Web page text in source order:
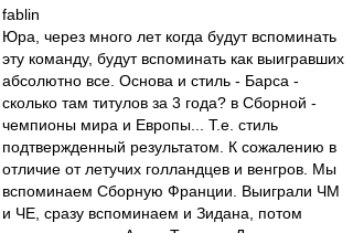
fablin
Юра, через много лет когда будут вспоминать
эту команду, будут вспоминать как выигравших
абсолютно все. Основа и стиль - Барса -
сколько там титулов за 3 года? в Сборной -
чемпионы мира и Европы... Т.е. стиль
подтвержденный результатом. К сожалению в
отличие от летучих голландцев и венгров. Мы
вспоминаем Сборную Франции. Выиграли ЧМ
и ЧЕ, сразу вспоминаем и Зидана, потом